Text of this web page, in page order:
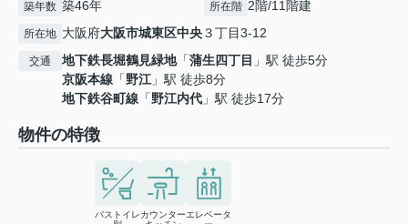
築年数 築46年 所在階 2階/11階建
所在地 大阪府大阪市城東区中央３丁目3-12
交通 地下鉄長堀鶴見緑地「蒲生四丁目 」駅 徒歩5分
京阪本線 「野江」駅 徒歩8分
地下鉄谷町線 「野江内代 」駅 徒歩17分
物件の特徴
バストイレカウンターエレベータ